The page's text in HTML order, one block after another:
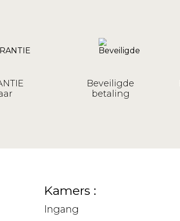
Beveiligde
betaling
Kamers :
Ingang